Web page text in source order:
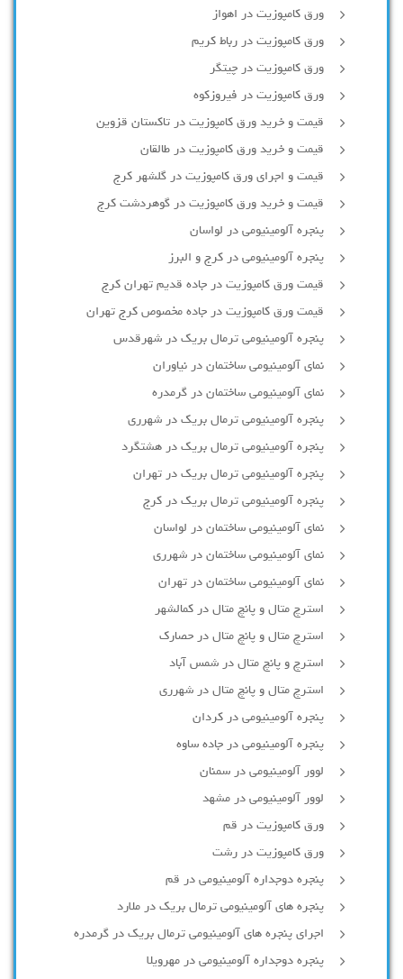
ورق کامپوزیت در اهواز
ورق کامپوزیت در رباط کریم
ورق کامپوزیت در چیتگر
ورق کامپوزیت در فیروزکوه
قیمت و خرید ورق کامپوزیت در تاکستان قزوین
قیمت و خرید ورق کامپوزیت در طالقان
قیمت و اجرای ورق کامپوزیت در گلشهر کرج
قیمت و خرید ورق کامپوزیت در گوهردشت کرج
پنجره آلومینیومی در لواسان
پنجره آلومینیومی در کرج و البرز
قیمت ورق کامپوزیت در جاده قدیم تهران کرج
قیمت ورق کامپوزیت در جاده مخصوص کرج تهران
پنجره آلومینیومی ترمال بریک در شهرقدس
نمای آلومینیومی ساختمان در نیاوران
نمای آلومینیومی ساختمان در گرمدره
پنجره آلومینیومی ترمال بریک در شهرری
پنجره آلومینیومی ترمال بریک در هشتگرد
پنجره آلومینیومی ترمال بریک در تهران
پنجره آلومینیومی ترمال بریک در کرج
نمای آلومینیومی ساختمان در لواسان
نمای آلومینیومی ساختمان در شهرری
نمای آلومینیومی ساختمان در تهران
استرچ متال و پانچ متال در کمالشهر
استرچ متال و پانچ متال در حصارك
استرچ و پانچ متال در شمس آباد
استرچ متال و پانچ متال در شهرری
پنجره آلومینیومی در کردان
پنجره آلومینیومی در جاده ساوه
لوور آلومینیومی در سمنان
لوور آلومینیومی در مشهد
ورق کامپوزیت در قم
ورق کامپوزیت در رشت
پنجره دوجداره آلومينيومی در قم
پنجره های آلومینیومی ترمال بریک در ملارد
اجرای پنجره های آلومینیومی ترمال بریک در گرمدره
پنجره دوجداره آلومینیومی در مهرویلا